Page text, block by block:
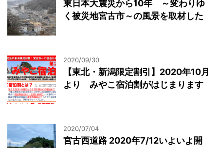
東日本大震災から10年 ～変わりゆ
く被災地宮古市～の風景を取材した
2020/09/30
【東北・新潟限定割引】2020年10月
より みやこ宿泊割がはじまります
2020/07/04
宮古西道路 2020年7/12いよいよ開